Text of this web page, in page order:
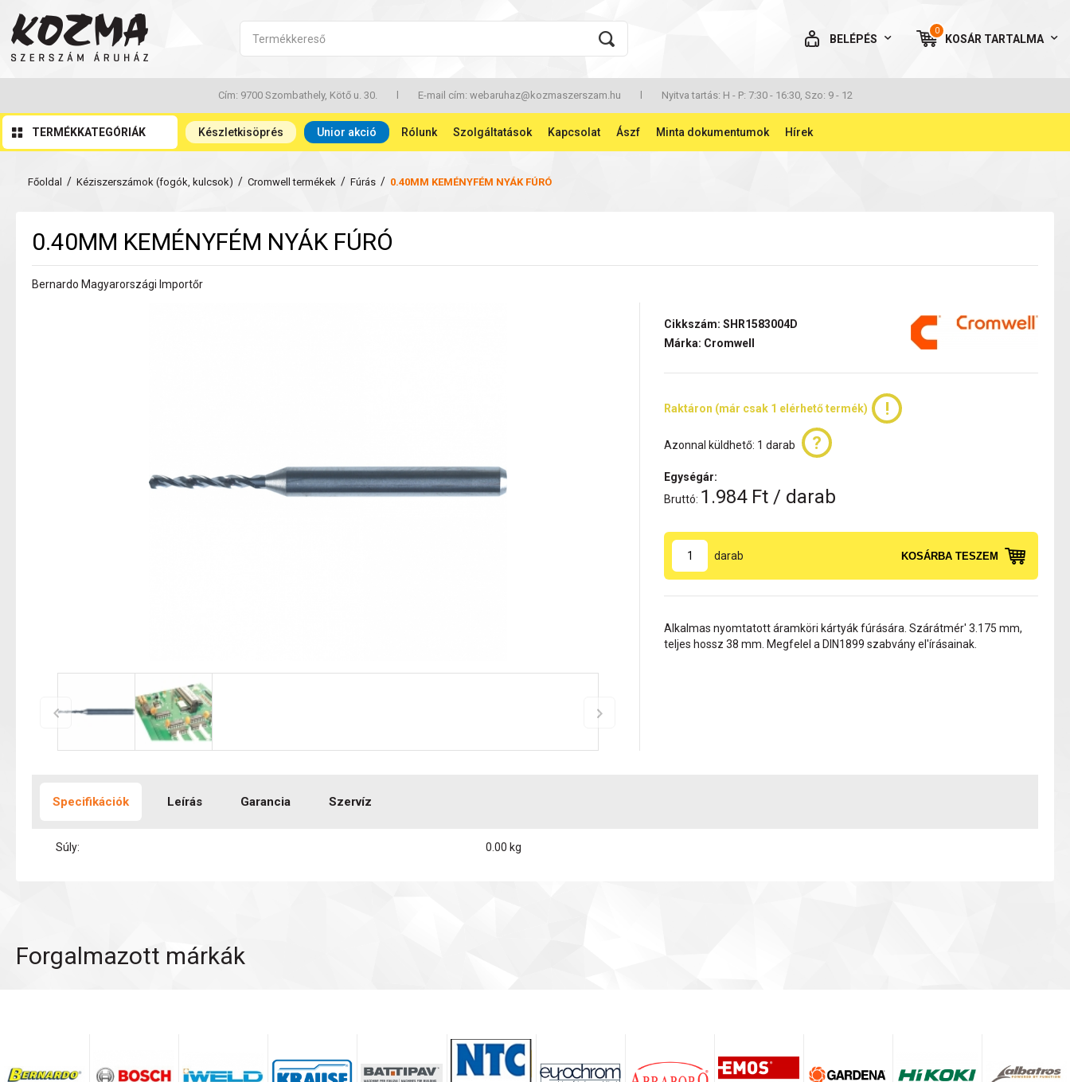
BELÉPÉS
NINCS MÉG FIÓKOM
0
KOSÁR TARTALMA
AZ ÖN KOSARA ÜRES
Cím: 9700 Szombathely, Kötő u. 30. E-mail cím: webaruhaz@kozmaszerszam.hu Nyitva tartás: H - P: 7:30 - 16:30, Szo: 9 - 12
TERMÉKKATEGÓRIÁK Készletkisöprés Unior akció Rólunk Szolgáltatások Kapcsolat Ászf Minta dokumentumok Hírek
Főoldal / Kéziszerszámok (fogók, kulcsok) / Cromwell termékek / Fúrás / 0.40MM KEMÉNYFÉM NYÁK FÚRÓ
0.40MM KEMÉNYFÉM NYÁK FÚRÓ
Bernardo Magyarországi Importőr
Cikkszám: SHR1583004D
Márka: Cromwell
Raktáron (már csak 1 elérhető termék)
Azonnal küldhető: 1 darab
Egységár:
Bruttó: 1.984 Ft / darab
darab KOSÁRBA TESZEM
Alkalmas nyomtatott áramköri kártyák fúrására. Szárátmér' 3.175 mm,
teljes hossz 38 mm. Megfelel a DIN1899 szabvány el'írásainak.
Specifikációk Leírás Garancia Szervíz
Súly: 0.00 kg
Forgalmazott márkák